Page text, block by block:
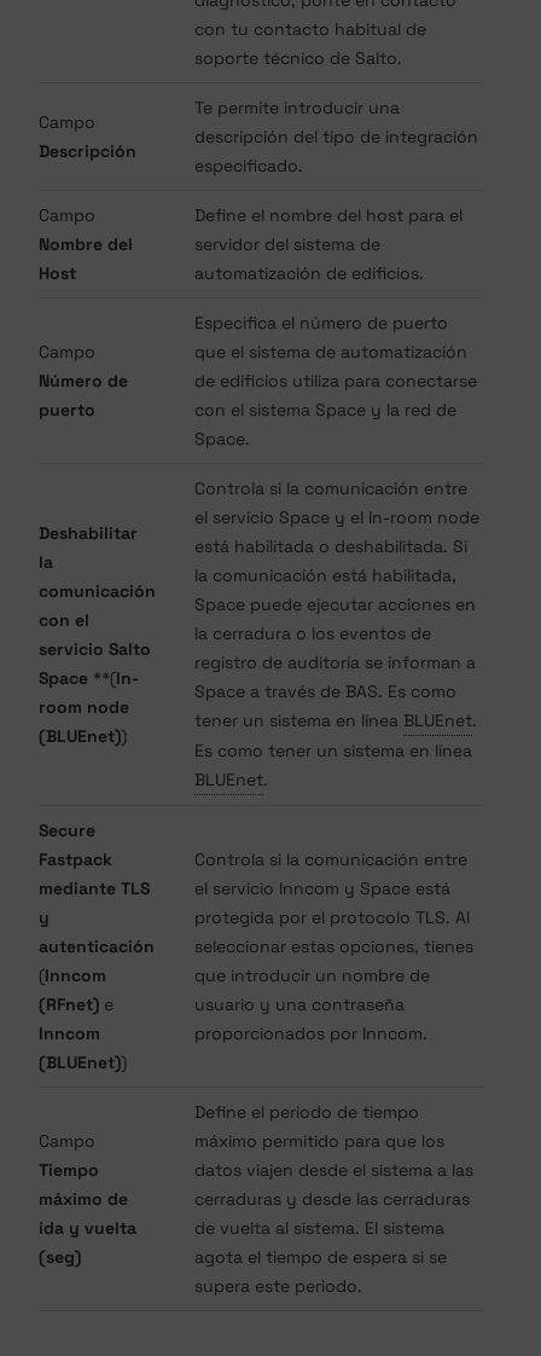
con tu contacto habitual de
soporte técnico de Salto.
Campo
Descripción
Te permite introducir una
descripción del tipo de integración
especificado.
Campo
Nombre del
Host
Define el nombre del host para el
servidor del sistema de
automatización de edificios.
Campo
Número de
puerto
Especifica el número de puerto
que el sistema de automatización
de edificios utiliza para conectarse
con el sistema Space y la red de
Space.
Deshabilitar
la
comunicación
con el
servicio Salto
Space **(In-
room node
(BLUEnet))
Controla si la comunicación entre
el servicio Space y el In-room node
está habilitada o deshabilitada. Si
la comunicación está habilitada,
Space puede ejecutar acciones en
la cerradura o los eventos de
registro de auditoría se informan a
Space a través de BAS. Es como
tener un sistema en línea BLUEnet.
Es como tener un sistema en línea
BLUEnet.
Secure
Fastpack
mediante TLS
y
autenticación
(Inncom
(RFnet) e
Inncom
(BLUEnet))
Controla si la comunicación entre
el servicio Inncom y Space está
protegida por el protocolo TLS. Al
seleccionar estas opciones, tienes
que introducir un nombre de
usuario y una contraseña
proporcionados por Inncom.
Campo
Tiempo
máximo de
ida y vuelta
(seg)
Define el periodo de tiempo
máximo permitido para que los
datos viajen desde el sistema a las
cerraduras y desde las cerraduras
de vuelta al sistema. El sistema
agota el tiempo de espera si se
supera este periodo.